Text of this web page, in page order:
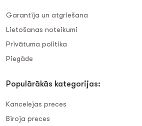
Garantija un atgriešana
Lietošanas noteikumi
Privātuma politika
Piegāde
Populārākās kategorijas:
Kancelejas preces
Biroja preces